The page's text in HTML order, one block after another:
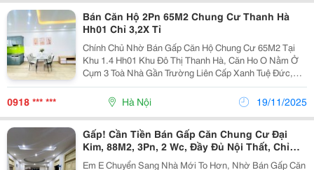
Bán Căn Hộ 2Pn 65M2 Chung Cư Thanh Hà
Hh01 Chỉ 3,2X Tỉ
Chính Chủ Nhờ Bán Gấp Căn Hộ Chung Cư 65M2 Tại
Khu 1.4 Hh01 Khu Đô Thị Thanh Hà, Căn Ho O Nằm Ở
Cụm 3 Toà Nhà Gần Trường Liên Cấp Xanh Tuệ Đức,
Gần Công Viên Hồ Điều Hoà, Không Khí Trong Lành,
Giao Thông Thuận Tiện Và Căn Hộ Đang Được Bán Với
Giá Chỉ...
0918 *** *** Hà Nội 19/11/2025
Gấp! Cần Tiền Bán Gấp Căn Chung Cư Đại
Kim, 88M2, 3Pn, 2 Wc, Đầy Đủ Nội Thất, Chỉ
Hơn 6 Tỷ
Em E Chuyển Sang Nhà Mới To Hơn, Nhờ Bán Gấp Căn